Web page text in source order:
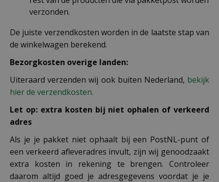
verzonden.
De juiste verzendkosten worden in de laatste stap van
de winkelwagen berekend.
Bezorgkosten overige landen:
Uiteraard verzenden wij ook buiten Nederland, bekijk
hier de verzendkosten.
Let op: extra kosten bij niet ophalen of verkeerd
adres
Als je je pakket niet ophaalt bij een PostNL-punt of
een verkeerd afleveradres invult, zijn wij genoodzaakt
extra kosten in rekening te brengen. Controleer
daarom altijd goed je adresgegevens voordat je je